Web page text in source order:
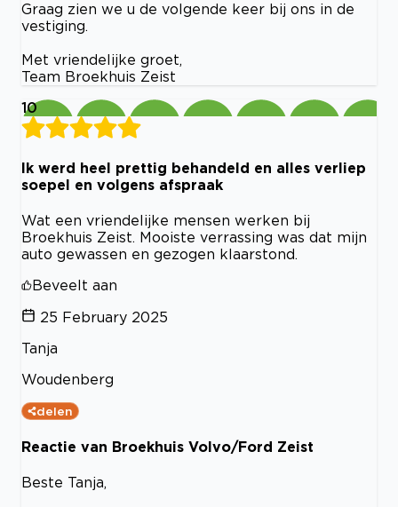
Graag zien we u de volgende keer bij ons in de
vestiging.
Met vriendelijke groet,
Team Broekhuis Zeist
10
Ik werd heel prettig behandeld en alles verliep
soepel en volgens afspraak
Wat een vriendelijke mensen werken bij
Broekhuis Zeist. Mooiste verrassing was dat mijn
auto gewassen en gezogen klaarstond.
Beveelt aan
25 February 2025
Tanja
Woudenberg
delen
Reactie van Broekhuis Volvo/Ford Zeist
Beste Tanja,